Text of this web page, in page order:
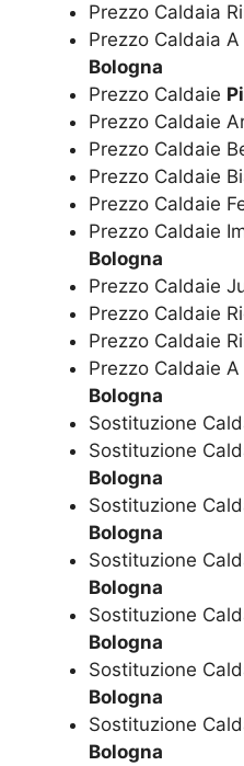
Prezzo Caldaia
Prezzo Caldaia
Bologna
Prezzo Caldaie
Prezzo Caldaie
Prezzo Caldaie
Prezzo Caldaie
Prezzo Caldaie
Prezzo Caldaie
Bologna
Prezzo Caldaie
Prezzo Caldaie
Prezzo Caldaie
Prezzo Caldaie
Bologna
Sostituzione
Sostituzione
Bologna
Sostituzione
Bologna
Sostituzione
Bologna
Sostituzione
Bologna
Sostituzione
Bologna
Sostituzione
Bologna